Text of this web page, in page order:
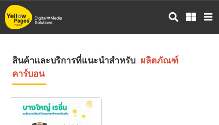
ข้าม
ไป
สินค้าและบริการที่แนะนำสำหรับ ผลิตภัณฑ์
คาร์บอน